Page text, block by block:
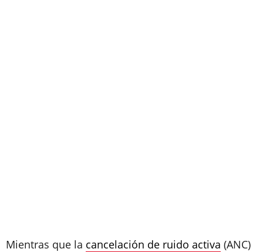
Mientras que la cancelación de ruido activa (ANC)